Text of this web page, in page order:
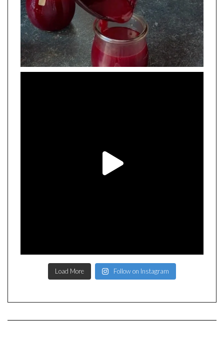
Load More Follow on Instagram